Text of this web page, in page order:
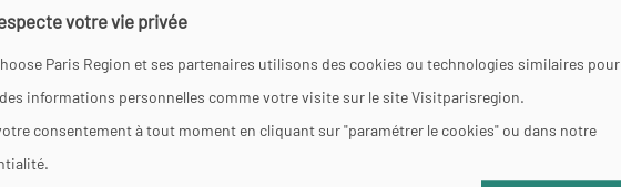
01 64 62 74 42
la-Vallée
votre vie privée
Paris Region et ses partenaires utilisons des cookies ou technologies similaires pour
informations personnelles comme votre visite sur le site Visitparisregion.
consentement à tout moment en cliquant sur "paramétrer le cookies" ou dans notre